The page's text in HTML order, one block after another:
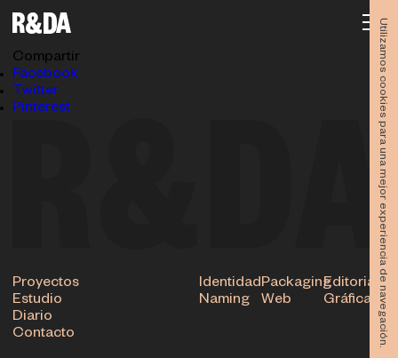
Utilizamos cookies para una mejor experiencia de navegación.
16.05.2018
Compartir
Facebook
Twitter
Pinterest
Proyectos
Estudio
Diario
Contacto
IdentidadPackagingEditorial
Naming
Web Gráfica